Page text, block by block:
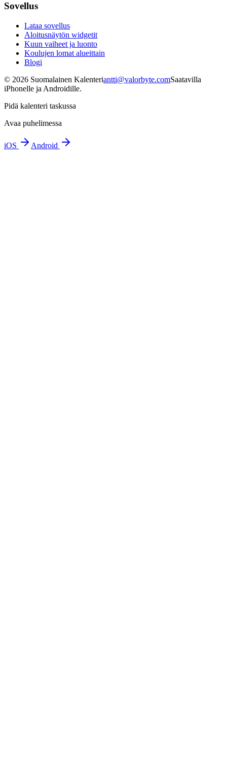
Sovellus
Lataa sovellus
Aloitusnäytön widgetit
Kuun vaiheet ja luonto
Koulujen lomat alueittain
Blogi
© 2026 Suomalainen Kalenteriantti@valorbyte.comSaatavilla
iPhonelle ja Androidille.
Pidä kalenteri taskussa
Avaa puhelimessa
iOS Android